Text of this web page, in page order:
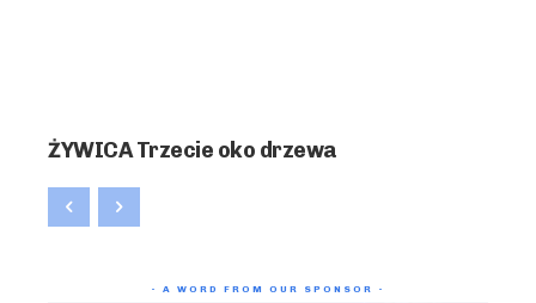
ŻYWICA Trzecie oko drzewa
- A WORD FROM OUR SPONSOR -